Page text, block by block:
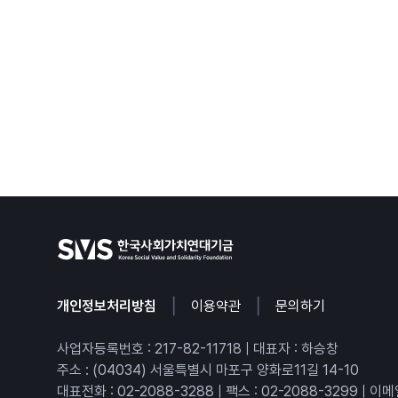
개인정보처리방침 이용약관 문의하기
사업자등록번호 : 217-82-11718 | 대표자 : 하승창
주소 : (04034) 서울특별시 마포구 양화로11길 14-10
대표전화 : 02-2088-3288
팩스 : 02-2088-3299 이